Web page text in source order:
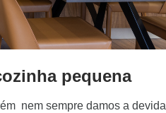
pequena
nem sempre damos a devida